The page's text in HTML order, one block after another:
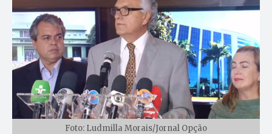
Foto: Ludmilla Morais/Jornal Opção